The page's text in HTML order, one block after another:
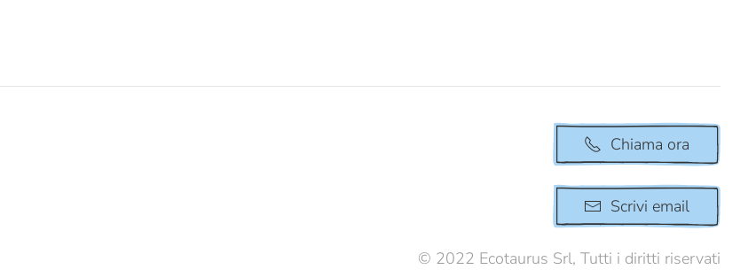
Chiama ora
Scrivi email
© 2022 Ecotaurus Srl, Tutti i diritti riservati